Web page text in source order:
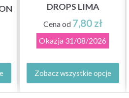
DROPS LIMA
Cena od 7,80 zł
Okazja 31/08/2026
Zobacz wszystkie opcje